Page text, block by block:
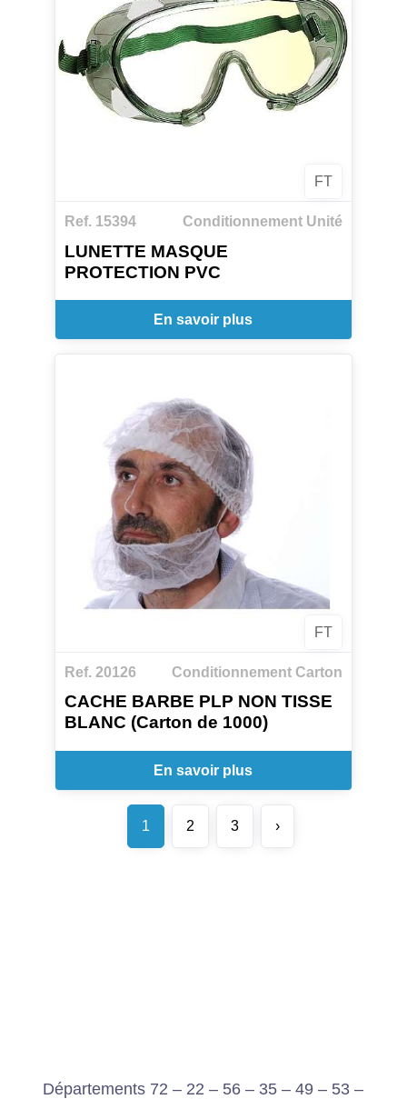
FT
Ref. 15394 Conditionnement Unité
LUNETTE MASQUE
PROTECTION PVC
En savoir plus
FT
Ref. 20126 Conditionnement Carton
CACHE BARBE PLP NON TISSE
BLANC (Carton de 1000)
En savoir plus
1 2 3 ›
Départements 72 – 22 – 56 – 35 – 49 – 53 –